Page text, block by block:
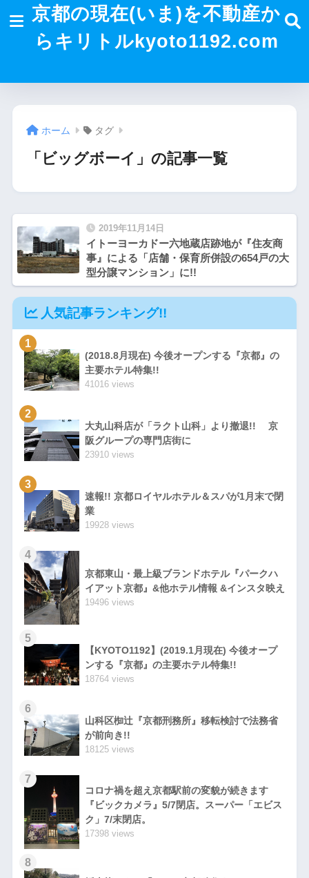
京都の現在(いま)を不動産か
らキリトルkyoto1192.com
ホーム タグ
「ビッグボーイ」の記事一覧
2019年11月14日
イトーヨーカドー六地蔵店跡地が『住友商
事』による「店舗・保育所併設の654戸の大
型分譲マンション」に!!
人気記事ランキング!!
1
(2018.8月現在) 今後オープンする『京都』の
主要ホテル特集!!
41016 views
2
大丸山科店が「ラクト山科」より撤退!! 京
阪グループの専門店街に
23910 views
3
速報!! 京都ロイヤルホテル＆スパが1月末で閉
業
19928 views
4
京都東山・最上級ブランドホテル『パークハ
イアット京都』&他ホテル情報 &インスタ映え
19496 views
5
【KYOTO1192】(2019.1月現在) 今後オープ
ンする『京都』の主要ホテル特集!!
18764 views
6
山科区椥辻『京都刑務所』移転検討で法務省
が前向き!!
18125 views
7
コロナ禍を超え京都駅前の変貌が続きます
『ビックカメラ』5/7閉店。スーパー「エビス
ク」7/末閉店。
17398 views
8